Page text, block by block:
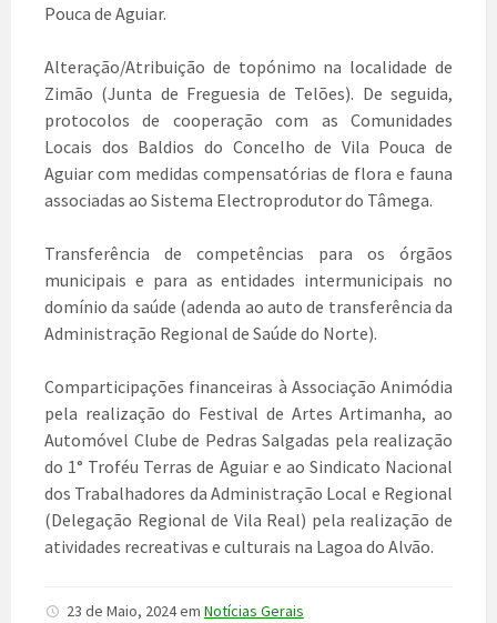
Pouca de Aguiar.
Alteração/Atribuição de topónimo na localidade de
Zimão (Junta de Freguesia de Telões). De seguida,
protocolos de cooperação com as Comunidades
Locais dos Baldios do Concelho de Vila Pouca de
Aguiar com medidas compensatórias de flora e fauna
associadas ao Sistema Electroprodutor do Tâmega.
Transferência de competências para os órgãos
municipais e para as entidades intermunicipais no
domínio da saúde (adenda ao auto de transferência da
Administração Regional de Saúde do Norte).
Comparticipações financeiras à Associação Animódia
pela realização do Festival de Artes Artimanha, ao
Automóvel Clube de Pedras Salgadas pela realização
do 1° Troféu Terras de Aguiar e ao Sindicato Nacional
dos Trabalhadores da Administração Local e Regional
(Delegação Regional de Vila Real) pela realização de
atividades recreativas e culturais na Lagoa do Alvão.
23 de Maio, 2024em Notícias Gerais